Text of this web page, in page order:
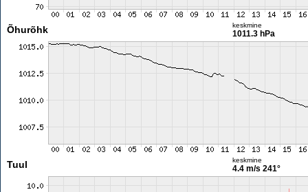
Õhurõhk keskmine
1011.3 hPa
Tuul keskmine
4.4 m/s 241°